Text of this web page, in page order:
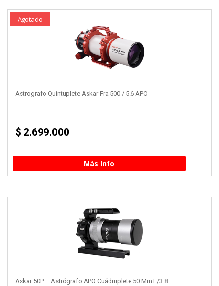
Agotado
Astrografo Quintuplete Askar Fra 500 / 5.6 APO
$ 2.699.000
Más Info
Askar 50P – Astrógrafo APO Cuádruplete 50 Mm F/3.8